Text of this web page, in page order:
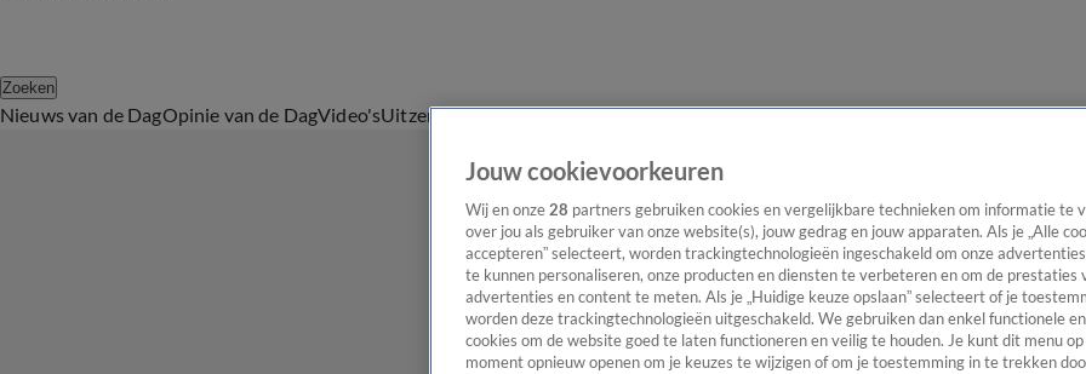
Zoeken
Nieuws van de DagOpinie van de DagVideo'sUitzendingenPodcastPanelContact
Jouw cookievoorkeuren
Wij en onze 28 partners gebruiken cookies en vergelijkbare technieken om informatie te
over jou als gebruiker van onze website(s), jouw gedrag en jouw apparaten. Als je „Alle
accepteren” selecteert, worden trackingtechnologieën ingeschakeld om onze
te kunnen personaliseren, onze producten en diensten te verbeteren en om de prestaties
advertenties en content te meten. Als je „Huidige keuze opslaan” selecteert of je
worden deze trackingtechnologieën uitgeschakeld. We gebruiken dan enkel functionele
cookies om de website goed te laten functioneren en veilig te houden. Je kunt dit menu
moment opnieuw openen om je keuzes te wijzigen of om je toestemming in te trekken